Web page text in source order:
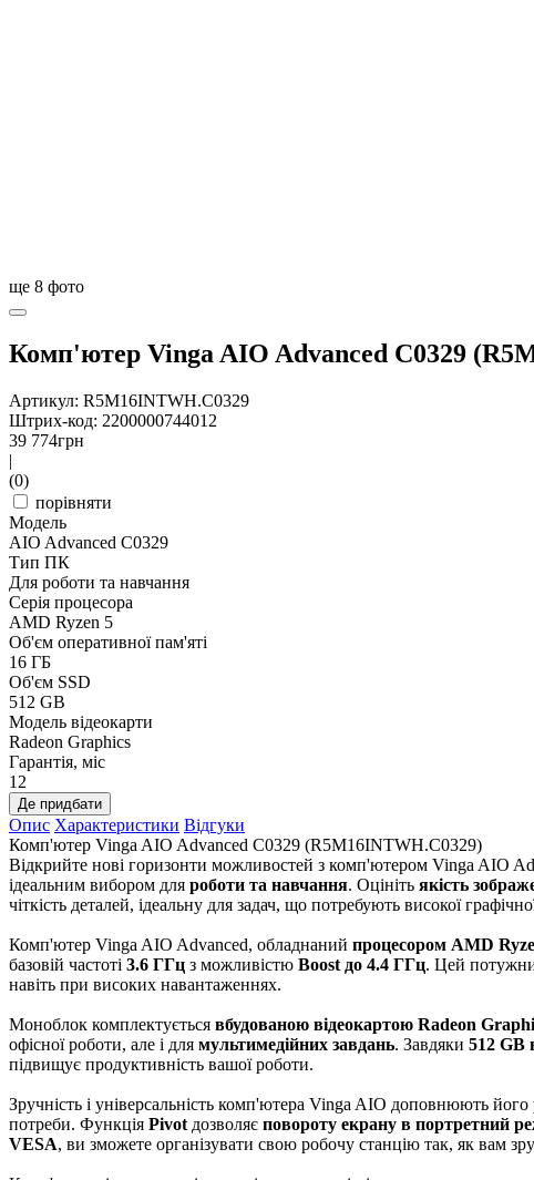
ще 8 фото
Комп'ютер Vinga AIO Advanced C0329
Артикул: R5M16INTWH.C0329
Штрих-код: 2200000744012
39 774грн
|
(0)
порівняти
Модель
AIO Advanced C0329
Тип ПК
Для роботи та навчання
Серія процесора
AMD Ryzen 5
Об'єм оперативної пам'яті
16 ГБ
Об'єм SSD
512 GB
Модель відеокарти
Radeon Graphics
Гарантія, міс
12
Де придбати
Опис Характеристики Відгуки
Комп'ютер Vinga AIO Advanced C0329 (R5M16INTWH.C0329)
Відкрийте нові горизонти можливостей з комп'ютером Vinga AIO
ідеальним вибором для роботи та навчання. Оцініть якість
чіткість деталей, ідеальну для задач, що потребують високої графічної
Комп'ютер Vinga AIO Advanced, обладнаний процесором AMD
базовій частоті 3.6 ГГц з можливістю Boost до 4.4 ГГц. Цей
навіть при високих навантаженнях.
Моноблок комплектується вбудованою відеокартою Radeon
офісної роботи, але і для мультимедійних завдань. Завдяки 512 GB
підвищує продуктивність вашої роботи.
Зручність і універсальність комп'ютера Vinga AIO доповнюють його
потреби. Функція Pivot дозволяє повороту екрану в портретний
VESA, ви зможете організувати свою робочу станцію так, як вам